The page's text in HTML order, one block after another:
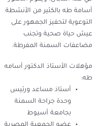
أسامة طه بالكثير من الأنشطة
التوعوية لتحفيز الجمهور على
عيش حياة صحية وتجنب
مضاعفات السمنة المفرطة.
مؤهلات الأستاذ الدكتور أسامه
طه:
أستاذ مساعد ورئيس
وحدة جراحة السمنة
بجامعة أسيوط